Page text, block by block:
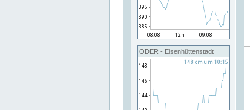
ODER - Eisenhüttenstadt